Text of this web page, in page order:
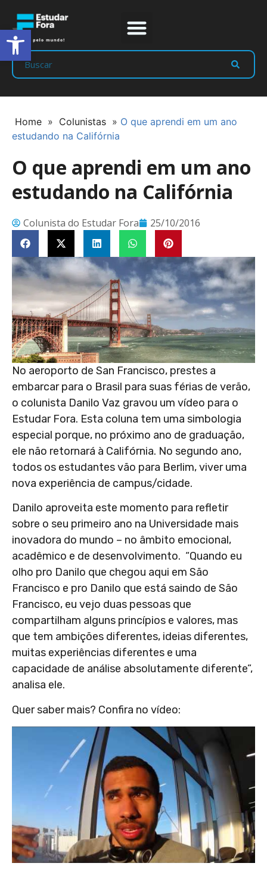
Home » Colunistas » O que aprendi em um ano
estudando na Califórnia
O que aprendi em um ano
estudando na Califórnia
Colunista do Estudar Fora 25/10/2016
No aeroporto de San Francisco, prestes a
embarcar para o Brasil para suas férias de verão,
o colunista Danilo Vaz gravou um vídeo para o
Estudar Fora. Esta coluna tem uma simbologia
especial porque, no próximo ano de graduação,
ele não retornará à Califórnia. No segundo ano,
todos os estudantes vão para Berlim, viver uma
nova experiência de campus/cidade.
Danilo aproveita este momento para refletir
sobre o seu primeiro ano na Universidade mais
inovadora do mundo – no âmbito emocional,
acadêmico e de desenvolvimento. “Quando eu
olho pro Danilo que chegou aqui em São
Francisco e pro Danilo que está saindo de São
Francisco, eu vejo duas pessoas que
compartilham alguns princípios e valores, mas
que tem ambições diferentes, ideias diferentes,
muitas experiências diferentes e uma
capacidade de análise absolutamente diferente”,
analisa ele.
Quer saber mais? Confira no vídeo:
Abrir a barra de ferramentas